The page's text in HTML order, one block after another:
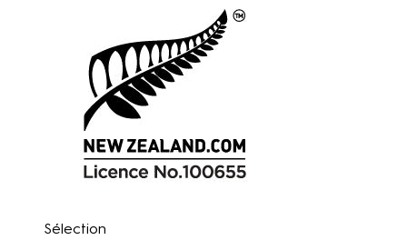
Sélection